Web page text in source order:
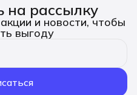
на рассылку
и новости, чтобы
выгоду